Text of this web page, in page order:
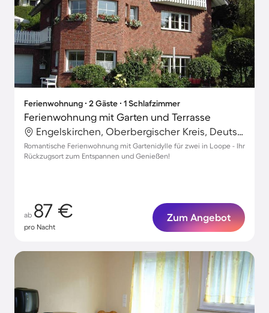
Ferienwohnung ∙ 2 Gäste ∙ 1 Schlafzimmer
Ferienwohnung mit Garten und Terrasse
Engelskirchen, Oberbergischer Kreis, Deutschland
Romantische Ferienwohnung mit Gartenidylle für zwei in Loope - Ihr
Rückzugsort zum Entspannen und Genießen!
ab 87 €
pro Nacht
Zum Angebot